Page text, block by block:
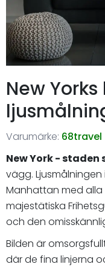
New
Varumärke: 68travel
New York -
vägg.
Manhattan med alla
majestätiska
och den
Bilden är
där de fina linjerna